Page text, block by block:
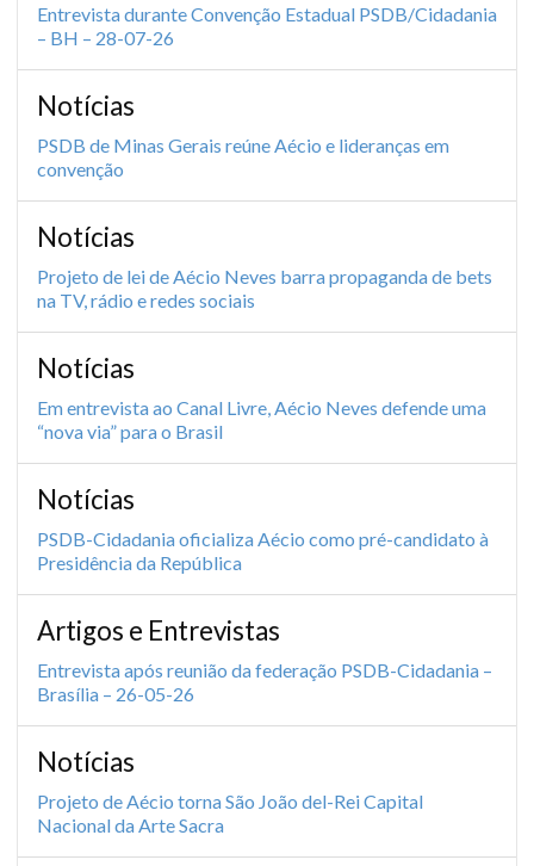
Entrevista durante Convenção Estadual PSDB/Cidadania
– BH – 28-07-26
Notícias
PSDB de Minas Gerais reúne Aécio e lideranças em
convenção
Notícias
Projeto de lei de Aécio Neves barra propaganda de bets
na TV, rádio e redes sociais
Notícias
Em entrevista ao Canal Livre, Aécio Neves defende uma
“nova via” para o Brasil
Notícias
PSDB-Cidadania oficializa Aécio como pré-candidato à
Presidência da República
Artigos e Entrevistas
Entrevista após reunião da federação PSDB-Cidadania –
Brasília – 26-05-26
Notícias
Projeto de Aécio torna São João del-Rei Capital
Nacional da Arte Sacra